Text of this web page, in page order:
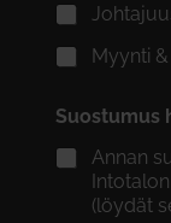
Myynti
Suostumus
Annan
(löydät